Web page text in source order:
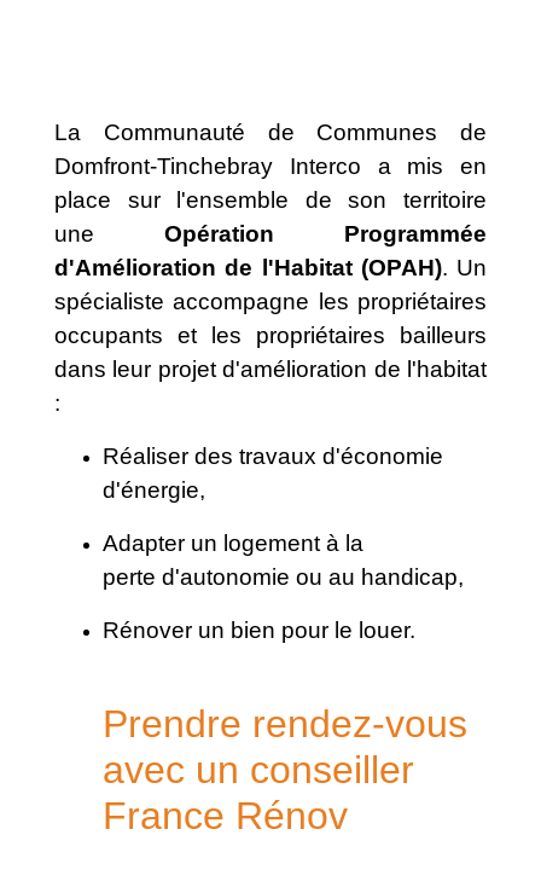
La Communauté de Communes de
Domfront-Tinchebray Interco a mis en
place sur l'ensemble de son territoire
une Opération Programmée
d'Amélioration de l'Habitat (OPAH). Un
spécialiste accompagne les propriétaires
occupants et les propriétaires bailleurs
dans leur projet d'amélioration de l'habitat
:
Réaliser des travaux d'économie
d'énergie,
Adapter un logement à la
perte d'autonomie ou au handicap,
Rénover un bien pour le louer.
Prendre rendez-vous
avec un conseiller
France Rénov